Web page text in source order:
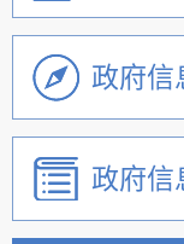
政府信
政府信